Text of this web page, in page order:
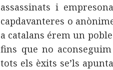
assassinats i
capdavanteres o
a catalans érem un
fins que no
tots els èxits se’ls